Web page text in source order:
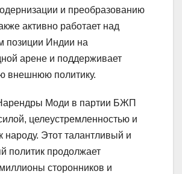
и преобразованию
активно работает над
позиции Индии на
арене и поддерживает
внешнюю политику.
Моди в партии БЖП
целеустремленностью и
народу. Этот талантливый и
политик продолжает
сторонников и